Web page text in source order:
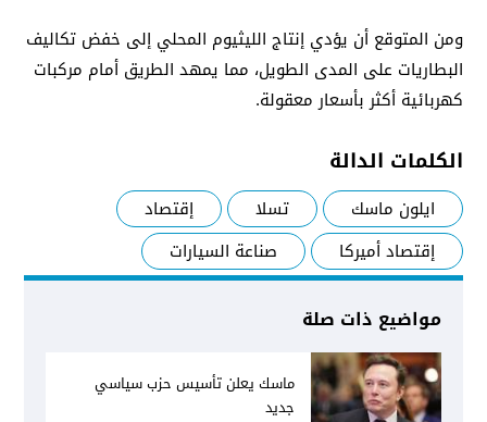
ومن المتوقع أن يؤدي إنتاج الليثيوم المحلي إلى خفض تكاليف
البطاريات على المدى الطويل، مما يمهد الطريق أمام مركبات
كهربائية أكثر بأسعار معقولة.
الكلمات الدالة
ايلون ماسك تسلا
إقتصاد
إقتصاد أميركا
صناعة السيارات
مواضيع ذات صلة
ماسك يعلن تأسيس حزب سياسي
جديد